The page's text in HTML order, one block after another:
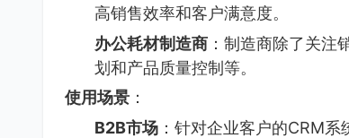
高销售效率和客户满意度。
办公耗材制造商：制造商除了关注
划和产品质量控制等。
使用场景 ：
B2B市场：针对企业客户的CRM系